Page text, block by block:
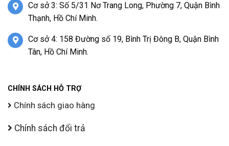
Cơ sở 3: Số 5/31 Nơ Trang Long, Phường 7, Quận Bình
Thạnh, Hồ Chí Minh.
Cơ sở 4: 158 Đường số 19, Bình Trị Đông B, Quận Bình
Tân, Hồ Chí Minh.
CHÍNH SÁCH HỖ TRỢ
Chính sách giao hàng
Chính sách đổi trả